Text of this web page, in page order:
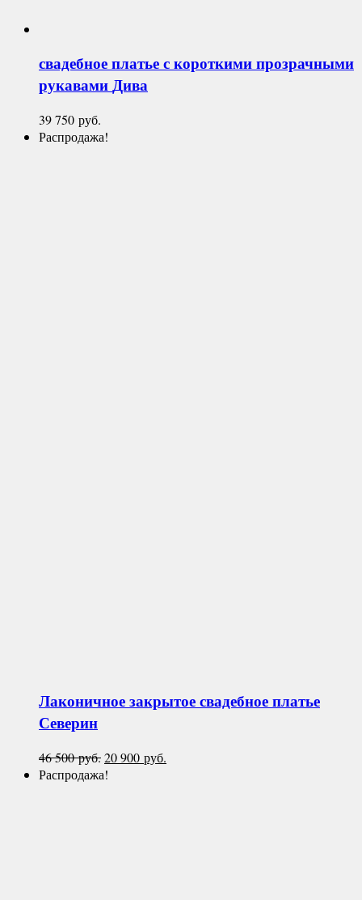
свадебное платье с короткими прозрачными
рукавамиДива
39 750 руб.
Распродажа!
Лаконичное закрытое свадебное платье
Северин
46 500руб.Первоначальная
цена
20 900 руб.
Распродажа!